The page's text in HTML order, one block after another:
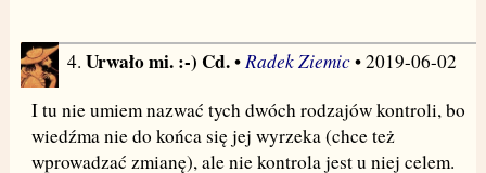
4. Urwało mi. :-) Cd.•Radek Ziemic• 2019-06-02
I tu nie umiem nazwać tych dwóch rodzajów kontroli, bo
wiedźma nie do końca się jej wyrzeka (chce też
wprowadzać zmianę), ale nie kontrola jest u niej celem.